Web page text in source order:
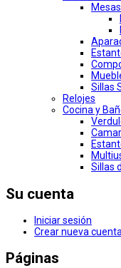
Mesas
Sillas
Relojes
Cocina y
Sillas
Su cuenta
Iniciar sesión
Crear nueva cuenta
Páginas